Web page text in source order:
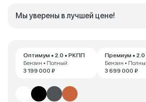
Оптимум • 2.0 • РКПП
Бензин • Полный
3 199 000 ₽
Премиум •
Бензин •
3 699 000 ₽
Мы уверены в лучшей цене!